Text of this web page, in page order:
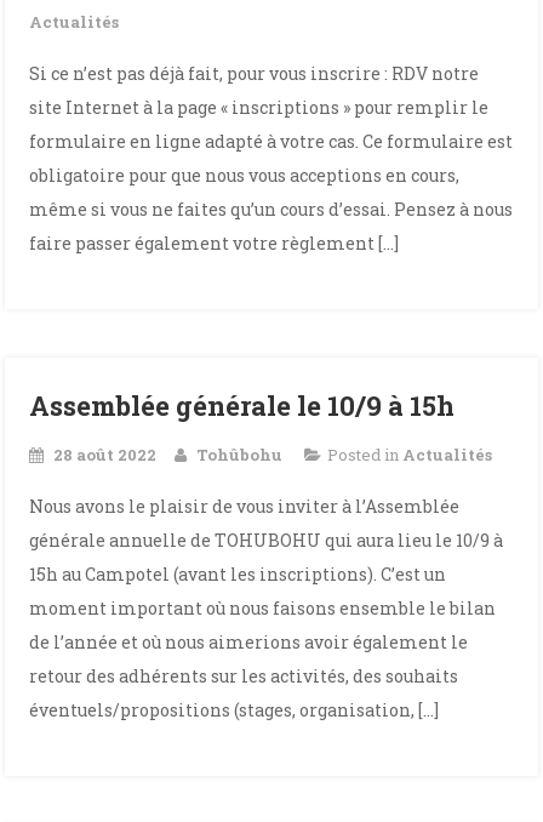
Actualités
Si ce n’est pas déjà fait, pour vous inscrire : RDV notre
site Internet à la page « inscriptions » pour remplir le
formulaire en ligne adapté à votre cas. Ce formulaire est
obligatoire pour que nous vous acceptions en cours,
même si vous ne faites qu’un cours d’essai. Pensez à nous
faire passer également votre règlement […]
Assemblée générale le 10/9 à 15h
28 août 2022 Tohûbohu Posted in Actualités
Nous avons le plaisir de vous inviter à l’Assemblée
générale annuelle de TOHUBOHU qui aura lieu le 10/9 à
15h au Campotel (avant les inscriptions). C’est un
moment important où nous faisons ensemble le bilan
de l’année et où nous aimerions avoir également le
retour des adhérents sur les activités, des souhaits
éventuels/propositions (stages, organisation, […]